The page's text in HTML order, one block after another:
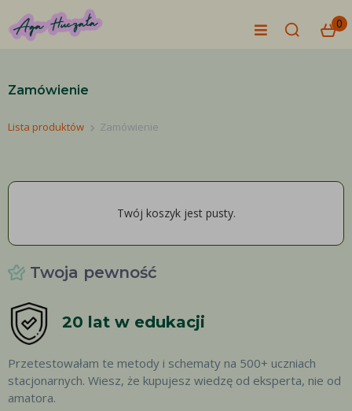
0
Zamówienie
Lista produktów Zamówienie
Twój koszyk jest pusty.
Twoja pewność
20 lat w edukacji
Przetestowałam te metody i schematy na 500+ uczniach
stacjonarnych. Wiesz, że kupujesz wiedzę od eksperta, nie od
amatora.